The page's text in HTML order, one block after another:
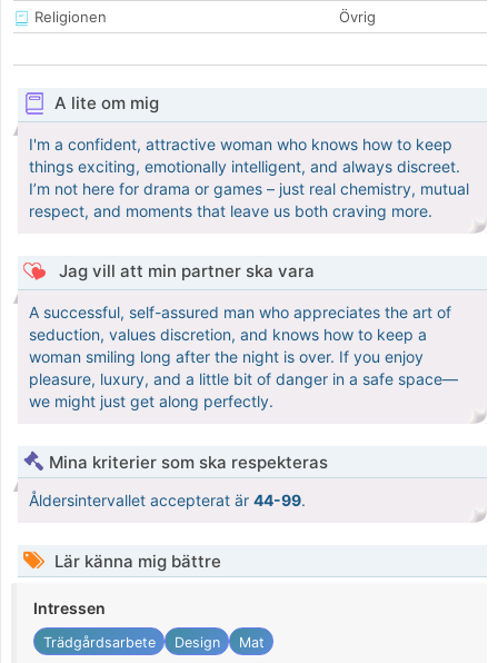
Religionen
Övrig
A lite om mig
I'm a confident, attractive woman who knows how to keep
things exciting, emotionally intelligent, and always discreet.
I’m not here for drama or games – just real chemistry, mutual
respect, and moments that leave us both craving more.
Jag vill att min partner ska vara
A successful, self-assured man who appreciates the art of
seduction, values discretion, and knows how to keep a
woman smiling long after the night is over. If you enjoy
pleasure, luxury, and a little bit of danger in a safe space—
we might just get along perfectly.
Mina kriterier som ska respekteras
Åldersintervallet accepterat är 44-99.
Lär känna mig bättre
Intressen
Trädgårdsarbete Design Mat